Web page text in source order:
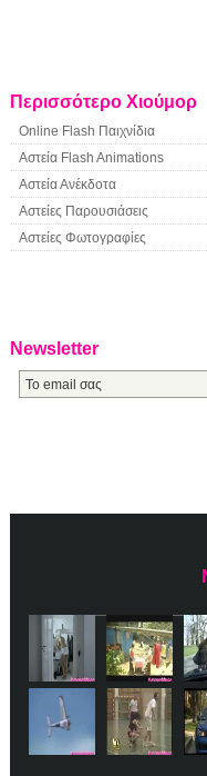
Περισσότερο Χιούμορ
Online Flash Παιχνίδια
Αστεία Flash Animations
Αστεία Ανέκδοτα
Αστείες Παρουσιάσεις
Αστείες Φωτογραφίες
Newsletter